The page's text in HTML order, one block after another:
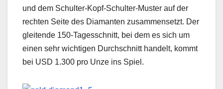
und dem Schulter-Kopf-Schulter-Muster auf der
rechten Seite des Diamanten zusammensetzt. Der
gleitende 150-Tagesschnitt, bei dem es sich um
einen sehr wichtigen Durchschnitt handelt, kommt
bei USD 1.300 pro Unze ins Spiel.